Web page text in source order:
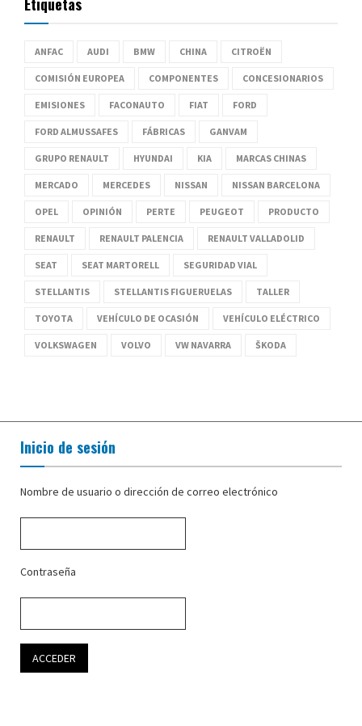
ANFAC AUDI BMW CHINA CITROËN
COMISIÓN EUROPEA COMPONENTES CONCESIONARIOS
EMISIONES FACONAUTO FIAT FORD
FORD ALMUSSAFES FÁBRICAS GANVAM
GRUPO RENAULT HYUNDAI KIA MARCAS CHINAS
MERCADO MERCEDES NISSAN NISSAN BARCELONA
OPEL OPINIÓN PERTE PEUGEOT PRODUCTO
RENAULT RENAULT PALENCIA RENAULT VALLADOLID
SEAT SEAT MARTORELL SEGURIDAD VIAL
STELLANTIS STELLANTIS FIGUERUELAS TALLER
TOYOTA VEHÍCULO DE OCASIÓN VEHÍCULO ELÉCTRICO
VOLKSWAGEN VOLVO VW NAVARRA ŠKODA
Inicio de sesión
Nombre de usuario o dirección de correo electrónico
Contraseña